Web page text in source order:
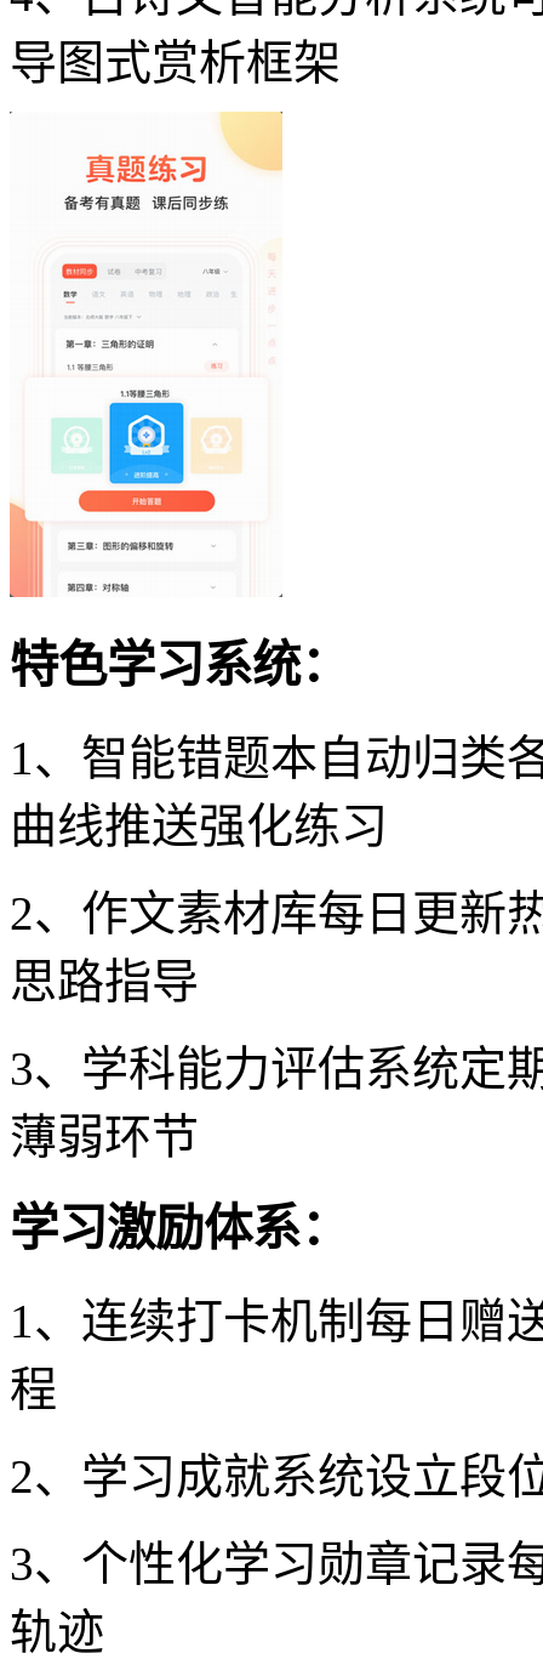
导图式赏析框架
特色学习系统：
1、智能错题本自动归类
曲线推送强化练习
2、作文素材库每日更新
思路指导
3、学科能力评估系统定
薄弱环节
学习激励体系：
1、连续打卡机制每日赠
程
2、学习成就系统设立段
3、个性化学习勋章记录
轨迹